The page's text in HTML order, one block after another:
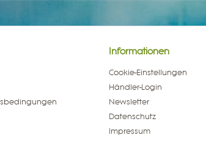
Informationen
Cookie-Einstellungen
Händler-Login
Newsletter
Datenschutz
Impressum